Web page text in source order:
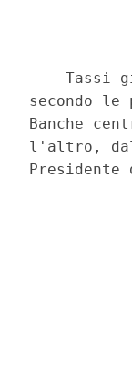
Tassi
secondo
Banche
l'altro,